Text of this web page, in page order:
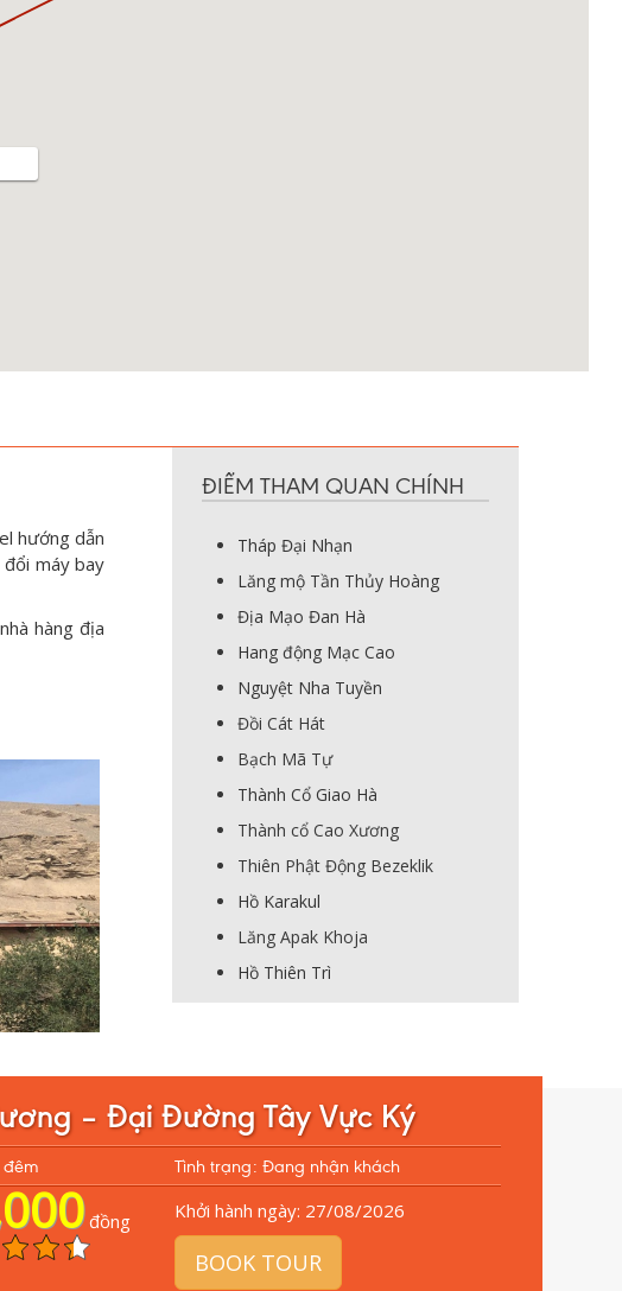
hướng dẫn
đổi máy bay
hàng địa
ĐIỂM THAM QUAN CHÍNH
Tháp Đại Nhạn
Lăng mộ Tần Thủy Hoàng
Địa Mạo Đan Hà
Hang động Mạc Cao
Nguyệt Nha Tuyền
Đồi Cát Hát
Bạch Mã Tự
Thành Cổ Giao Hà
Thành cổ Cao Xương
Thiên Phật Động Bezeklik
Hồ Karakul
Lăng Apak Khoja
Hồ Thiên Trì
– Đại Đường Tây Vực Ký
đêm Tình trạng: Đang nhận khách
đồng Khởi hành ngày: 27/08/2026
BOOK TOUR